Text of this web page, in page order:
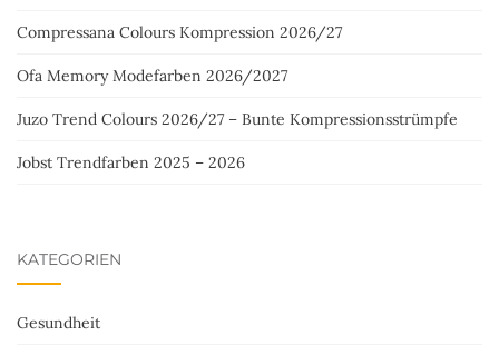
Compressana Colours Kompression 2026/27
Ofa Memory Modefarben 2026/2027
Juzo Trend Colours 2026/27 – Bunte Kompressionsstrümpfe
Jobst Trendfarben 2025 – 2026
KATEGORIEN
Gesundheit